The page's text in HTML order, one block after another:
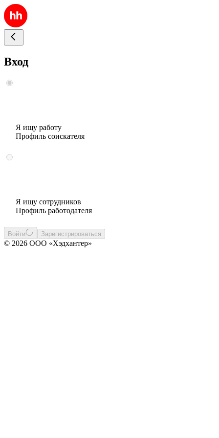
Вход
Я ищу работу
Профиль соискателя
Я ищу сотрудников
Профиль работодателя
Войти Зарегистрироваться
© 2026 ООО «Хэдхантер»